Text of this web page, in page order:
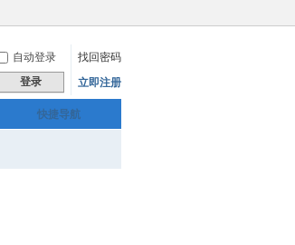
自动登录
找回密码
登录 立即注册
快捷导航